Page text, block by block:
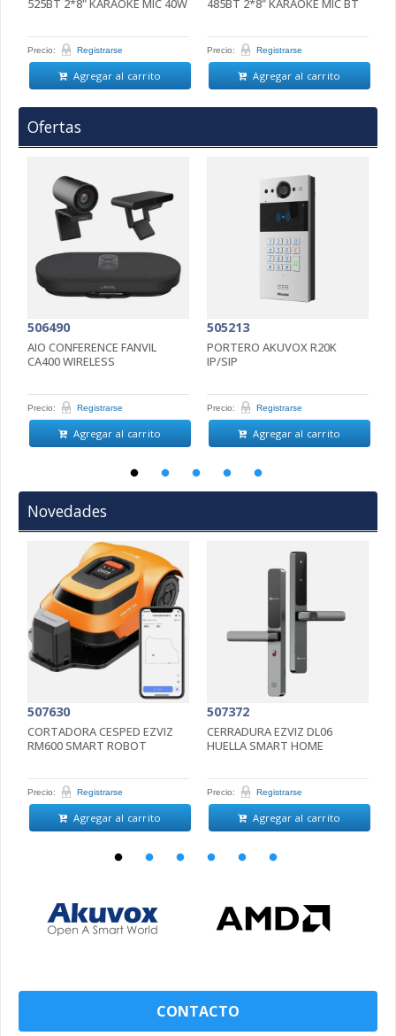
525BT 2*8" KARAOKE MIC 40W
Precio: Registrarse
Agregar al carrito
485BT 2*8" KARAOKE MIC BT
Precio: Registrarse
Agregar al carrito
Ofertas
506490
AIO CONFERENCE FANVIL
CA400 WIRELESS
Precio: Registrarse
Agregar al carrito
505213
PORTERO AKUVOX R20K
IP/SIP
Precio: Registrarse
Agregar al carrito
Novedades
507630
CORTADORA CESPED EZVIZ
RM600 SMART ROBOT
Precio: Registrarse
Agregar al carrito
507372
CERRADURA EZVIZ DL06
HUELLA SMART HOME
Precio: Registrarse
Agregar al carrito
CONTACTO